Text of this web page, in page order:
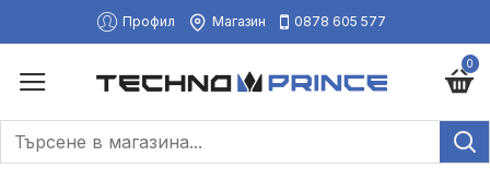
Профил Магазин 0878 605 577
0